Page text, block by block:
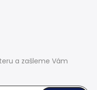
a zašleme Vám